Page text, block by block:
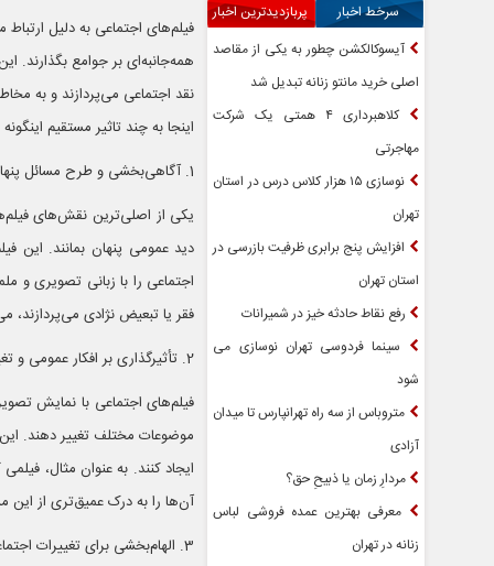
سرخط اخبار
پربازدیدترین اخبار
آیسوکالکشن چطور به یکی از مقاصد
اصلی خرید مانتو زنانه تبدیل شد
کلاهبرداری ۴ همتی یک شرکت
مهاجرتی
نوسازی ۱۵ هزار کلاس درس در استان
تهران
افزایش پنج برابری ظرفیت بازرسی در
استان تهران
رفع نقاط حادثه خیز در شمیرانات
سینما فردوسی تهران نوسازی می
شود
متروباس از سه راه تهرانپارس تا میدان
آزادی
مردارِ زمان یا ذبیحِ حق؟
معرفی بهترین عمده فروشی لباس
زنانه در تهران
فیلم‌های اجتماعی به دلیل
همه‌جانبه‌ای بر جوامع بگذارند.
نقد اجتماعی می‌پردازند و به
اینجا به چند تاثیر مستقیم
1. آگاهی‌بخشی و طرح مسائل پنهان
یکی از اصلی‌ترین نقش‌های
دید عمومی پنهان بمانند. این
اجتماعی را با زبانی تصویری و
فقر یا تبعیض نژادی می‌پردازند،
2. تأثیرگذاری بر افکار عمومی و تغییر نگرش
فیلم‌های اجتماعی با نمایش
موضوعات مختلف تغییر دهند.
ایجاد کنند. به عنوان مثال،
آن‌ها را به درک عمیق‌تری از این
3. الهام‌بخشی برای تغییرات اجتماعی